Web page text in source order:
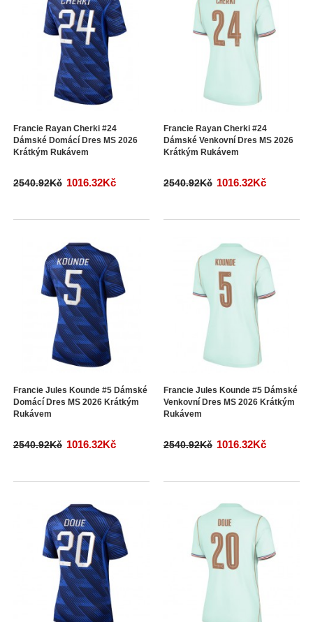
Francie Rayan Cherki #24
Dámské Domácí Dres MS 2026
Krátkým Rukávem
2540.92Kč 1016.32Kč
Francie Rayan Cherki #24
Dámské Venkovní Dres MS 2026
Krátkým Rukávem
2540.92Kč 1016.32Kč
Francie Jules Kounde #5 Dámské
Domácí Dres MS 2026 Krátkým
Rukávem
2540.92Kč 1016.32Kč
Francie Jules Kounde #5 Dámské
Venkovní Dres MS 2026 Krátkým
Rukávem
2540.92Kč 1016.32Kč